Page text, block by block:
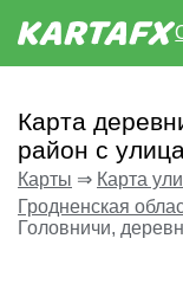
Карта
район с
Карты ⇒ Карта
Гродненская
Головничи,